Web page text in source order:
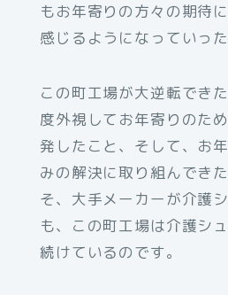
もお年寄りの方々の期待
感じるようになっていった
この町工場が大逆転でき
度外視してお年寄りのた
発したこと、そして、お
みの解決に取り組んでき
そ、大手メーカーが介護
も、この町工場は介護シ
続けているのです。